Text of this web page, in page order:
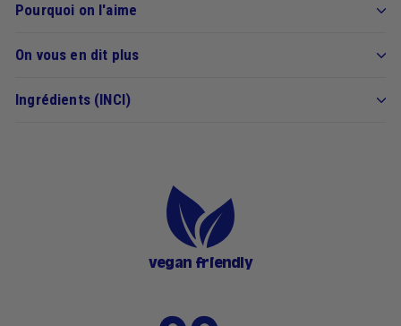
Pourquoi on l'aime
On vous en dit plus
Ingrédients (INCI)
vegan friendly